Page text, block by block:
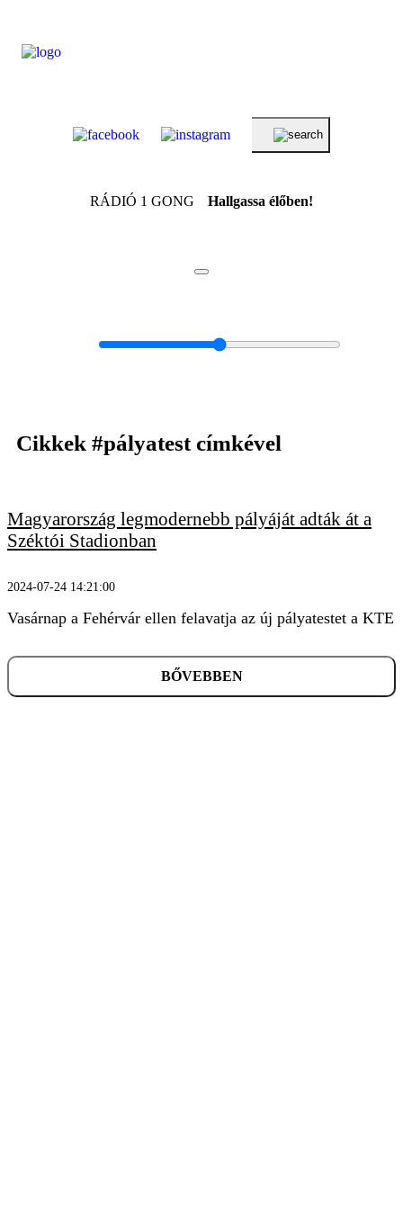
KERESÉS
RÁDIÓ 1 GONG Hallgassa élőben!
Cikkek #pályatestcímkével
Magyarország legmodernebb pályáját adták át a
Széktói Stadionban
2024-07-24 14:21:00
Vasárnap a Fehérvár ellen felavatja az új pályatestet a KTE
BŐVEBBEN